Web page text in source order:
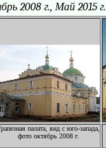
2008 г., Май 2015 г.
палата, вид с юго-запада,
фото октябрь 2008 г.